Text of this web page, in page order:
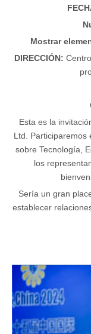
Mostrar
DIRECCIÓN:
Esta es la
Ltd. Participaremos
sobre Tecnología,
los
Sería un gran
establecer